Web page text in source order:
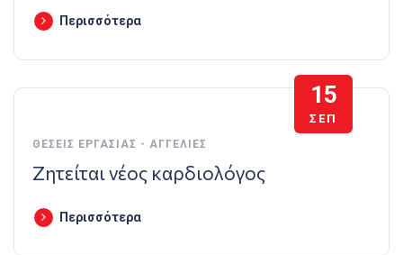
Περισσότερα
15
ΣΕΠ
ΘΈΣΕΙΣ ΕΡΓΑΣΊΑΣ - ΑΓΓΕΛΊΕΣ
Ζητείται νέος καρδιολόγος
Περισσότερα